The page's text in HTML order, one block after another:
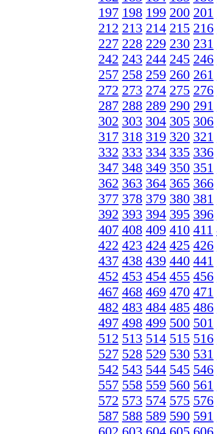
197 198 199 200 201
212 213 214 215 216
227 228 229 230 231
242 243 244 245 246
257 258 259 260 261
272 273 274 275 276
287 288 289 290 291
302 303 304 305 306
317 318 319 320 321
332 333 334 335 336
347 348 349 350 351
362 363 364 365 366
377 378 379 380 381
392 393 394 395 396
407 408 409 410 411
422 423 424 425 426
437 438 439 440 441
452 453 454 455 456
467 468 469 470 471
482 483 484 485 486
497 498 499 500 501
512 513 514 515 516
527 528 529 530 531
542 543 544 545 546
557 558 559 560 561
572 573 574 575 576
587 588 589 590 591